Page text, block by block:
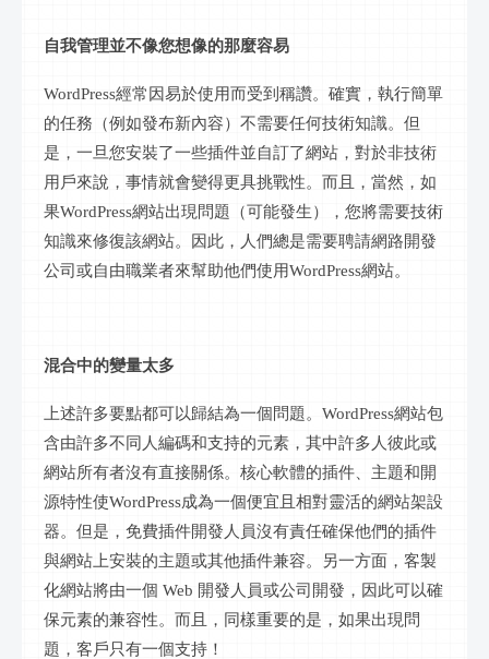
自我管理並不像您想像的那麼容易
WordPress經常因易於使用而受到稱讚。確實，執行簡單
的任務（例如發布新內容）不需要任何技術知識。但
是，一旦您安裝了一些插件並自訂了網站，對於非技術
用戶來說，事情就會變得更具挑戰性。而且，當然，如
果WordPress網站出現問題（可能發生），您將需要技術
知識來修復該網站。因此，人們總是需要聘請網路開發
公司或自由職業者來幫助他們使用WordPress網站。
混合中的變量太多
上述許多要點都可以歸結為一個問題。 WordPress網站包
含由許多不同人編碼和支持的元素，其中許多人彼此或
網站所有者沒有直接關係。核心軟體的插件、主題和開
源特性使WordPress成為一個便宜且相對靈活的網站架設
器。但是，免費插件開發人員沒有責任確保他們的插件
與網站上安裝的主題或其他插件兼容。另一方面，客製
化網站將由一個 Web 開發人員或公司開發，因此可以確
保元素的兼容性。而且，同樣重要的是，如果出現問
題，客戶只有一個支持！